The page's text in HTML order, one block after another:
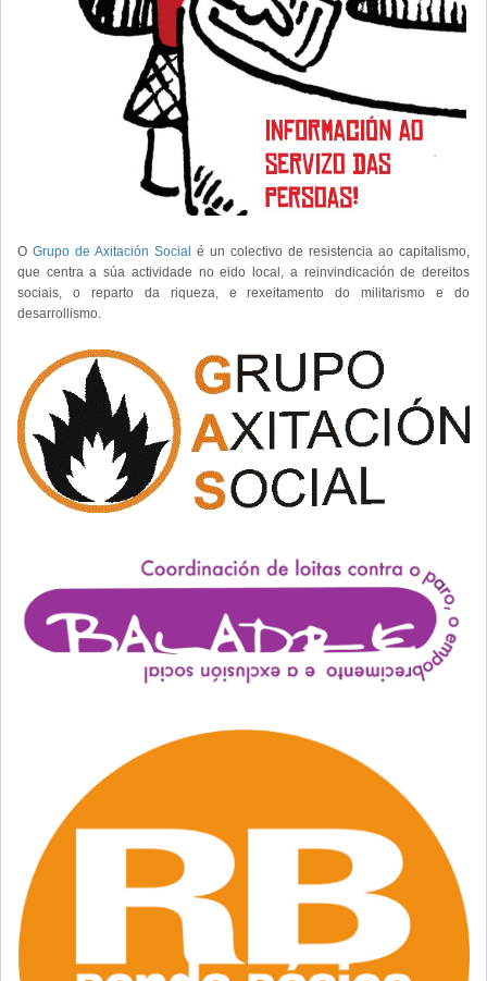
O Grupo de Axitación Social é un colectivo de resistencia ao capitalismo,
que centra a súa actividade no eido local, a reinvindicación de dereitos
sociais, o reparto da riqueza, e rexeitamento do militarismo e do
desarrollismo.